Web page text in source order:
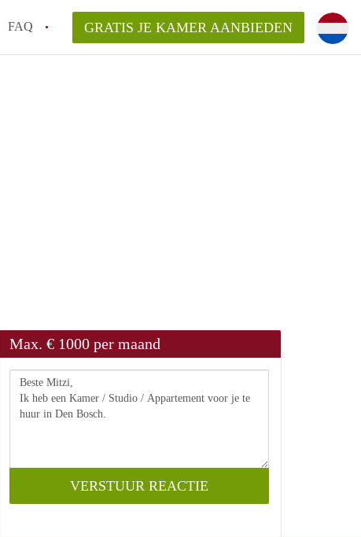
FAQ
bemiddelingsvergoeding?
KamerDenBosch?
voor de aangeboden Kamer / Kamers
GRATIS JE KAMER AANBIEDEN
Max. € 1000 per maand